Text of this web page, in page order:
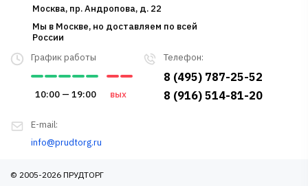
Телефон:
8 (495) 787-25-52
8 (916) 514-81-20
График работы
10:00 — 19:00 вых
E-mail:
info@prudtorg.ru
Москва, пр. Андропова, д. 22
Мы в Москве, но доставляем по всей
России
© 2005-2026 ПРУДТОРГ